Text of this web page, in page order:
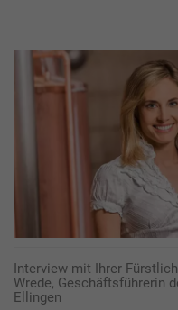
Interview mit Ihrer
Wrede, Geschäftsführerin
Ellingen